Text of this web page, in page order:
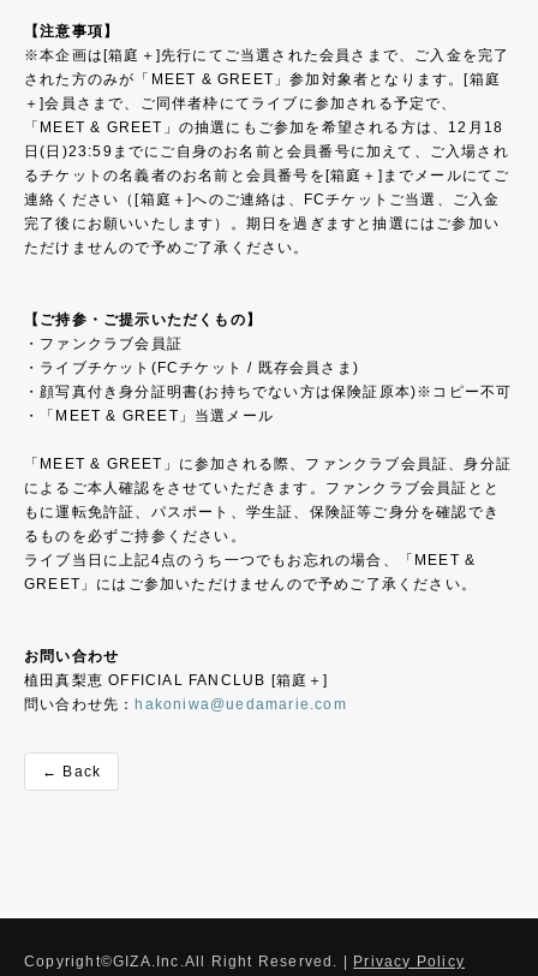
【注意事項】
※本企画は[箱庭＋]先行にてご当選された会員さまで、ご入金を完了
された方のみが「MEET & GREET」参加対象者となります。[箱庭
＋]会員さまで、ご同伴者枠にてライブに参加される予定で、
「MEET & GREET」の抽選にもご参加を希望される方は、12月18
日(日)23:59までにご自身のお名前と会員番号に加えて、ご入場され
るチケットの名義者のお名前と会員番号を[箱庭＋]までメールにてご
連絡ください（[箱庭＋]へのご連絡は、FCチケットご当選、ご入金
完了後にお願いいたします）。期日を過ぎますと抽選にはご参加い
ただけませんので予めご了承ください。
【ご持参・ご提示いただくもの】
・ファンクラブ会員証
・ライブチケット(FCチケット / 既存会員さま)
・顔写真付き身分証明書(お持ちでない方は保険証原本)※コピー不可
・「MEET & GREET」当選メール
「MEET & GREET」に参加される際、ファンクラブ会員証、身分証
によるご本人確認をさせていただきます。ファンクラブ会員証とと
もに運転免許証、パスポート、学生証、保険証等ご身分を確認でき
るものを必ずご持参ください。
ライブ当日に上記4点のうち一つでもお忘れの場合、「MEET &
GREET」にはご参加いただけませんので予めご了承ください。
お問い合わせ
植田真梨恵 OFFICIAL FANCLUB [箱庭＋]
問い合わせ先： hakoniwa@uedamarie.com
← Back
Copyright©GIZA.Inc.All Right Reserved. | Privacy Policy